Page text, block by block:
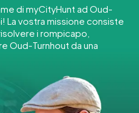
CH
DE
di myCityHunt ad Oud-
La vostra missione consiste
i rompicapo,
Oud-Turnhout da una